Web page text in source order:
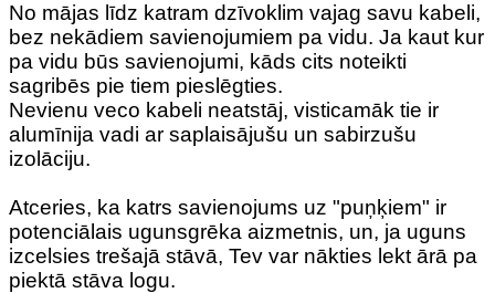
No mājas līdz katram dzīvoklim vajag savu kabeli,
bez nekādiem savienojumiem pa vidu. Ja kaut kur
pa vidu būs savienojumi, kāds cits noteikti
sagribēs pie tiem pieslēgties.
Nevienu veco kabeli neatstāj, visticamāk tie ir
alumīnija vadi ar saplaisājušu un sabirzušu
izolāciju.
Atceries, ka katrs savienojums uz "puņķiem" ir
potenciālais ugunsgrēka aizmetnis, un, ja uguns
izcelsies trešajā stāvā, Tev var nākties lekt ārā pa
piektā stāva logu.